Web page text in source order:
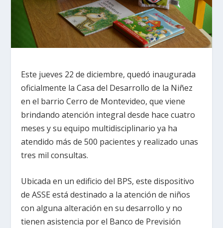
Este jueves 22 de diciembre, quedó inaugurada
oficialmente la Casa del Desarrollo de la Niñez
en el barrio Cerro de Montevideo, que viene
brindando atención integral desde hace cuatro
meses y su equipo multidisciplinario ya ha
atendido más de 500 pacientes y realizado unas
tres mil consultas.
Ubicada en un edificio del BPS, este dispositivo
de ASSE está destinado a la atención de niños
con alguna alteración en su desarrollo y no
tienen asistencia por el Banco de Previsión